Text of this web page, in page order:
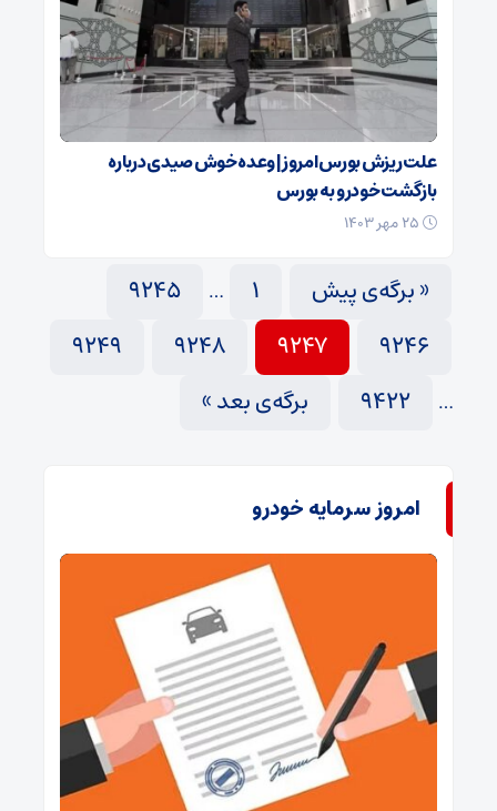
علت ریزش بورس امروز | وعده خوش صیدی درباره
بازگشت خودرو به بورس
« برگه‌ی پیش 1
…
9245
9246
9247
9248
9249
…
9422 برگه‌ی بعد »
امروز سرمایه خودرو